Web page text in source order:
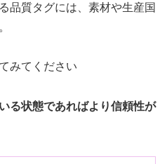
品質タグには、素材や生産国
みてください
る状態であればより信頼性が